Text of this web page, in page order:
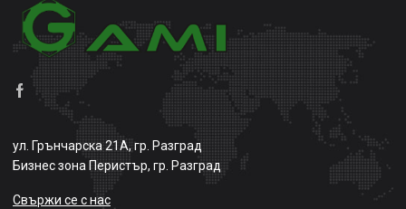
ул. Грънчарска 21А, гр. Разград
Бизнес зона Перистър, гр. Разград
Свържи се с нас